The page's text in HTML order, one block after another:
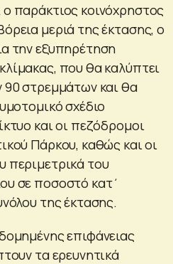
παράκτιος κοινόχρηστος
μεριά της έκτασης, ο
την εξυπηρέτηση
που θα καλύπτει
90 στρεμμάτων και θα
σχέδιο
και οι πεζόδρομοι
Πάρκου, καθώς και οι
περιμετρικά του
σε ποσοστό κατ΄
της έκτασης.
επιφάνειας
τα ερευνητικά